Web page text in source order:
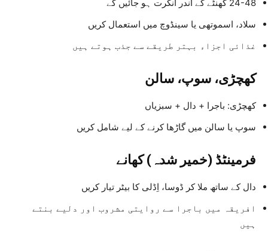
24-48 گھنٹے کے اندر انکرت ہو جائیں گے
سلاد، اسموتھی یا سینڈوچ میں استعمال کریں
غذائی اجزاء بہتر طریقے سے جذب ہوتے ہیں
کھچڑی، سوپ، سالن
کھچڑی: باجرا + دال + سبزیاں
سوپ یا سالن میں گاڑھا کرنے کے لیے شامل کریں
فرمینٹڈ (خمیر شدہ) کھانے
دال کے ساتھ ملا کر ڈوسا، اِڈلی کا بیٹر تیار کریں
افریقہ میں باجرا سے روایتی مشروب اور دلیے بنتے
ہیں